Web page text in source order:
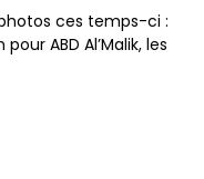
ces temps-ci :
ABD Al’Malik, les